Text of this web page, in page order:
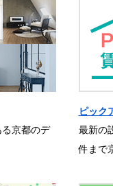
京都のデ
ピック
最新の
件まで